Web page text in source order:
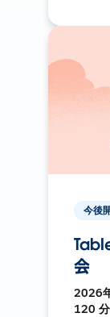
今後
会
2026
120 分